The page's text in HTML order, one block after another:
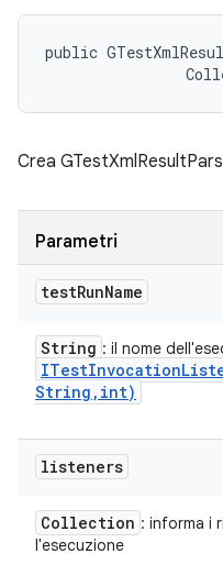
public
Crea
Parametri
testRunName
String : il nome
ITestInvocation
String , int)
listeners
Collection : informa i
l'esecuzione